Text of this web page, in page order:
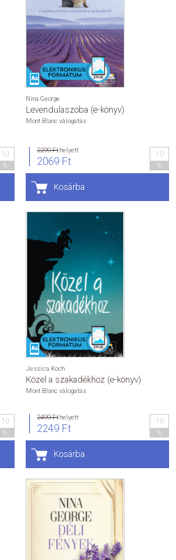
10
Nina George
Levendulaszoba (e-könyv)
Mont Blanc válogatás
2299 Fthelyett
2069 Ft
10
Kosárba
10
Jessica Koch
Közel a szakadékhoz (e-könyv)
Mont Blanc válogatás
2499 Fthelyett
2249 Ft
10
Kosárba